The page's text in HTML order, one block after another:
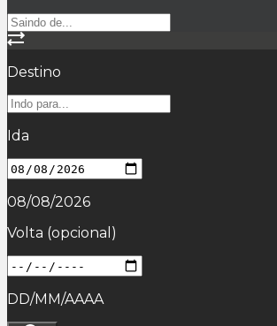
Destino
Ida
08/08/2026
Volta (opcional)
DD/MM/AAAA